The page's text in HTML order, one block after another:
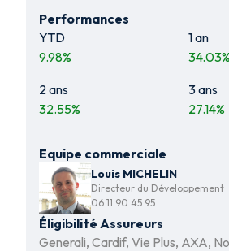
Performances
YTD
9.98%
1 an
34.03%
2 ans
32.55%
3 ans
27.14%
Equipe commerciale
Louis MICHELIN
Directeur du Développement
06 11 90 45 95
Éligibilité Assureurs
Generali, Cardif, Vie Plus, AXA,